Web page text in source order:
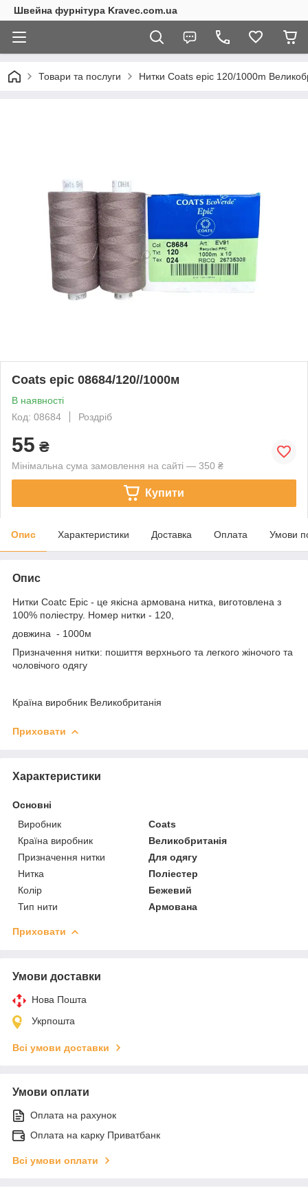
Швейна фурнітура Kravec.com.ua
Товари та послуги Нитки Coats epic 120/1000m
Coats epic 08684/120//1000м
В наявності
Код: 08684
Роздріб
55 ₴
Мінімальна сума замовлення на сайті — 350 ₴
Купити
Опис Характеристики Доставка Оплата Умови
Опис
Нитки Coatc Epic - це якісна армована нитка, виготовлена з
100% поліестру. Номер нитки - 120,
довжина - 1000м
Призначення нитки: пошиття верхнього та легкого жіночого та
чоловічого одягу
Країна виробник Великобританія
Приховати
Характеристики
Основні
Виробник
Coats
Країна виробник
Великобританія
Призначення нитки
Для одягу
Нитка
Поліестер
Колір
Бежевий
Тип нити
Армована
Приховати
Умови доставки
Нова Пошта
Укрпошта
Всі умови доставки
Умови оплати
Оплата на рахунок
Оплата на карку Приватбанк
Всі умови оплати